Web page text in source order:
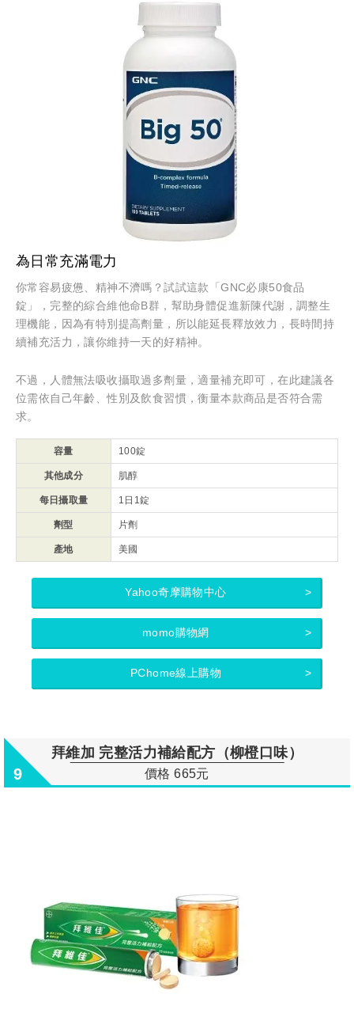
為日常充滿電力
你常容易疲憊、精神不濟嗎？試試這款「GNC必康50食品
錠」，完整的綜合維他命B群，幫助身體促進新陳代謝，調整生
理機能，因為有特別提高劑量，所以能延長釋放效力，長時間持
續補充活力，讓你維持一天的好精神。
不過，人體無法吸收攝取過多劑量，適量補充即可，在此建議各
位需依自己年齡、性別及飲食習慣，衡量本款商品是否符合需
求。
容量 100錠
其他成分 肌醇
每日攝取量 1日1錠
劑型 片劑
產地 美國
Yahoo奇摩購物中心
momo購物網
PChome線上購物
9
拜維加 完整活力補給配方（柳橙口味）
價格 665元